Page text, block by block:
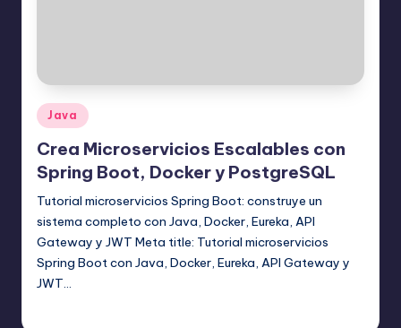
Publicado
en
Java
Crea Microservicios Escalables con
Spring Boot, Docker y PostgreSQL
Tutorial microservicios Spring Boot: construye un
sistema completo con Java, Docker, Eureka, API
Gateway y JWT Meta title: Tutorial microservicios
Spring Boot con Java, Docker, Eureka, API Gateway y
JWT…